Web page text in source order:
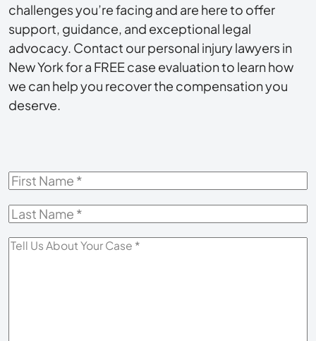
challenges you’re facing and are here to offer
support, guidance, and exceptional legal
advocacy. Contact our personal injury lawyers in
New York for a FREE case evaluation to learn how
we can help you recover the compensation you
deserve.
First
Last
Tell